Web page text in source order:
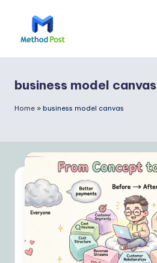
t
h
d
P
o
s
P
business model canvas
Home » business model canvas